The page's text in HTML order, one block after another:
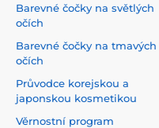
Barevné čočky na světlých
očích
Barevné čočky na tmavých
očích
Průvodce korejskou a
japonskou kosmetikou
Věrnostní program